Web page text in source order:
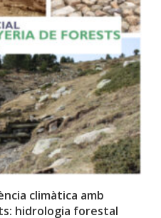
climàtica amb
hidrologia forestal